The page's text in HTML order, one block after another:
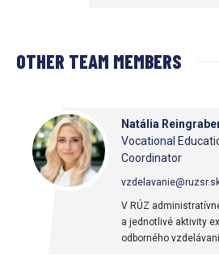
OTHER TEAM MEMBERS
Natália
Vocational
Coordinator
V RÚZ
a jednotlivé aktivity
odborného